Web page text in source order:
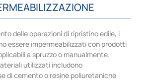
delle operazioni di ripristino edile, i
essere impermeabilizzati con prodotti
a spruzzo o manualmente.
utilizzati includono
di cemento o resine poliuretaniche